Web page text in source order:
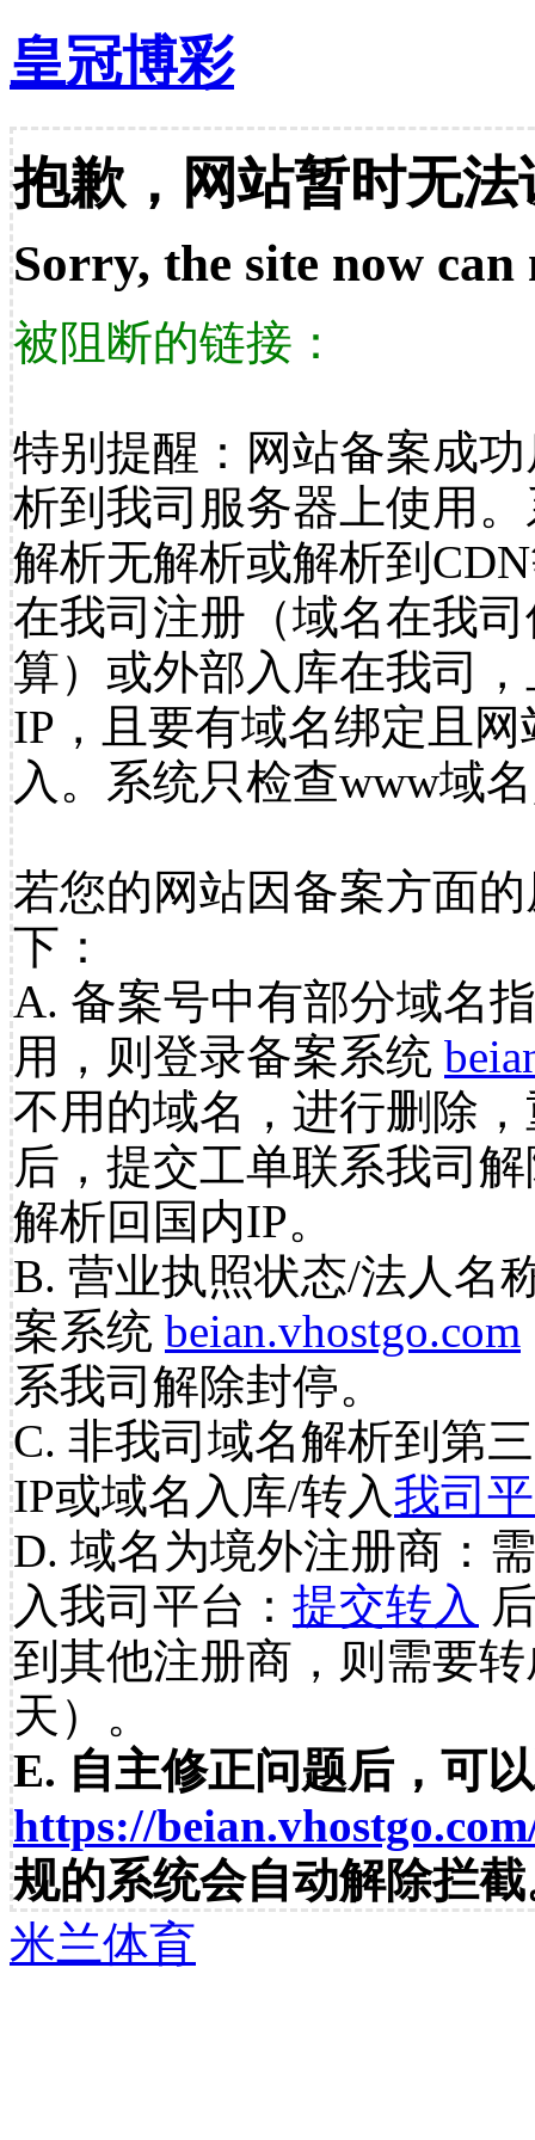
皇冠博彩
抱歉，网站暂时无法
Sorry, the site now can
被阻断的链接：
特别提醒：网站备案成
析到我司服务器上使用
解析无解析或解析到
在我司注册（域名在我
算）或外部入库在我司
IP，且要有域名绑定且
入。系统只检查www域
若您的网站因备案方面
下：
A. 备案号中有部分域名
用，则登录备案系统
不用的域名，进行删除
后，提交工单联系我司
解析回国内IP。
B. 营业执照状态/法人名
案系统 beian.vhostgo.com
系我司解除封停。
C. 非我司域名解析到第
IP或域名入库/转入我司
D. 域名为境外注册商：
入我司平台： 提交转入
到其他注册商，则需要
天）。
E. 自主修正问题后，可
https://
规的系统会自动解除拦
米兰体育